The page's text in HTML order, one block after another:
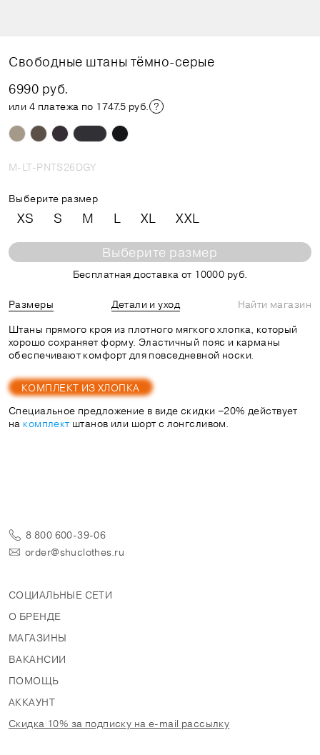
Свободные штаны тёмно-серые
6990 руб.
или 4 платежа по 1747.5 руб.
M-LT-PNTS26DGY
Выберите размер
XS S M L XL XXL
Выберите размер
Бесплатная доставка от 10000 руб.
Размеры Детали и уход
Найти магазин
Штаны прямого кроя из плотного мягкого хлопка, который
хорошо сохраняет форму. Эластичный пояс и карманы
обеспечивают комфорт для повседневной носки.
КОМПЛЕКТ ИЗ ХЛОПКА
Специальное предложение в виде скидки −20% действует
на комплект штанов или шорт с лонгсливом.
8 800 600-39-06
order@shuclothes.ru
СОЦИАЛЬНЫЕ СЕТИ
О БРЕНДЕ
МАГАЗИНЫ
ВАКАНСИИ
ПОМОЩЬ
АККАУНТ
Скидка 10% за подписку на e-mail рассылку